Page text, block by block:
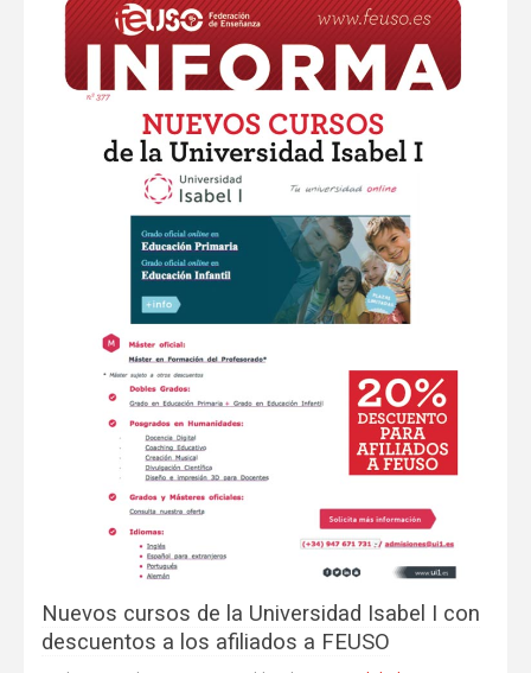
Nuevos cursos de la Universidad Isabel I con
descuentos a los afiliados a FEUSO